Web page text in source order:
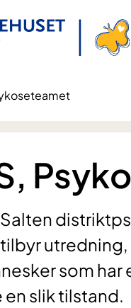
som
en slik tilstand.